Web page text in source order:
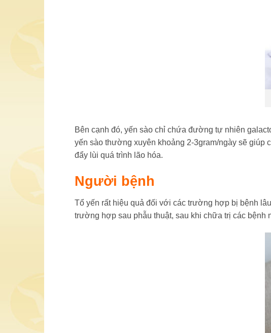
Bên cạnh đó, yến sào chỉ chứa đường tự nhiên
yến sào thường xuyên khoảng 2-3gram/ngày sẽ giúp
đẩy lùi quá trình lão hóa.
Người bệnh
Tổ yến rất hiệu quả đối với các trường hợp bị bệnh
trường hợp sau phẫu thuật, sau khi chữa trị các